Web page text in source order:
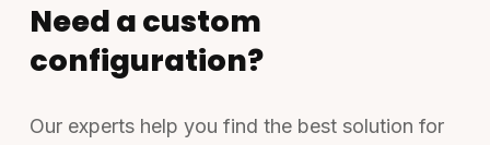
Need a custom
configuration?
Our experts help you find the best solution for